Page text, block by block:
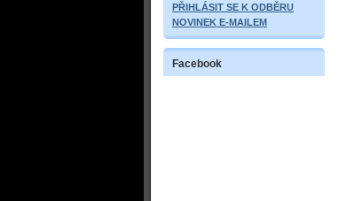
PŘIHLÁSIT SE K ODBĚRU
NOVINEK E-MAILEM
Facebook